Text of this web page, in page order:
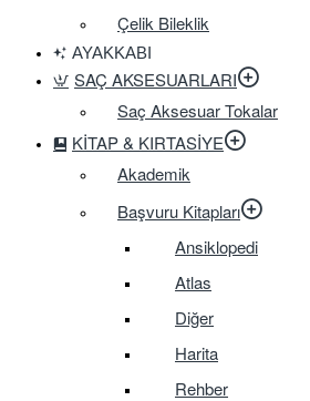
Çelik Bileklik
AYAKKABI
SAÇ AKSESUARLARI
Saç Aksesuar Tokalar
KITAP & KIRTASIYE
Akademik
Başvuru Kitapları
Ansiklopedi
Atlas
Diğer
Harita
Rehber